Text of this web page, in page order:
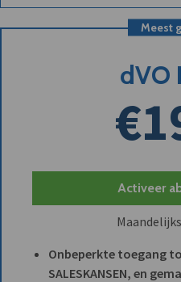
Meest
dVO
Activeer
Onbeperkte toegang
SALESKANSEN, en